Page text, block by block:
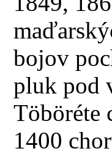
bojov
pluk pod
Töböréte
1400